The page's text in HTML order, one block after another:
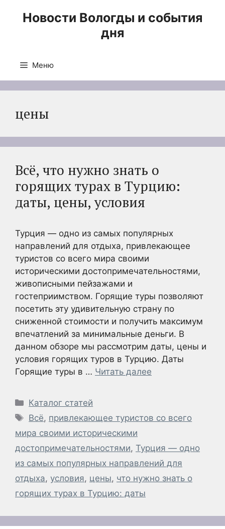
Новости Вологды и события
дня
Меню
цены
Всё, что нужно знать о
горящих турах в Турцию:
даты, цены, условия
Турция — одно из самых популярных
направлений для отдыха, привлекающее
туристов со всего мира своими
историческими достопримечательностями,
живописными пейзажами и
гостеприимством. Горящие туры позволяют
посетить эту удивительную страну по
сниженной стоимости и получить максимум
впечатлений за минимальные деньги. В
данном обзоре мы рассмотрим даты, цены и
условия горящих туров в Турцию. Даты
Горящие туры в … Читать далее
Рубрики
Каталог статей
Метки
Всё, привлекающее туристов со всего
мира своими историческими
достопримечательностями, Турция — одно
из самых популярных направлений для
отдыха, условия, цены, что нужно знать о
горящих турах в Турцию: даты